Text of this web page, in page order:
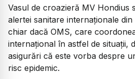
Vasul de croazieră MV Hondius
alertei sanitare internaționale
chiar dacă OMS, care
internațional în astfel de situații,
asigurări că este vorba despre
risc epidemic.